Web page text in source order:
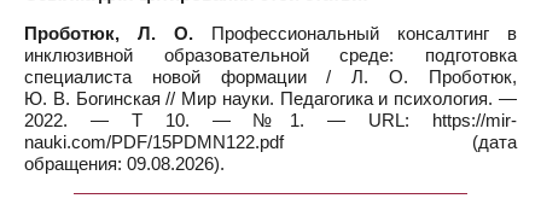
Проботюк, Л. О. Профессиональный консалтинг в
инклюзивной образовательной среде: подготовка
специалиста новой формации / Л. О. Проботюк,
Ю. В. Богинская // Мир науки. Педагогика и психология. —
2022. — Т 10. — №1. — URL: https://mir-
nauki.com/PDF/15PDMN122.pdf (дата
обращения: 09.08.2026).